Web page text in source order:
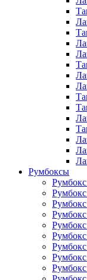
Румбоксы